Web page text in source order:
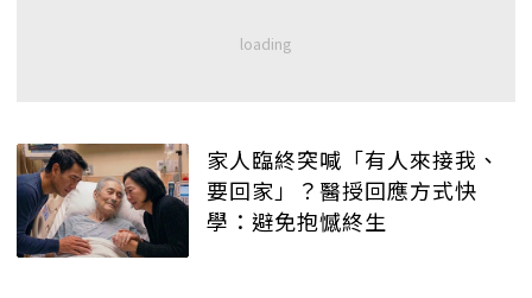
家人臨終突喊「有人來接我、
要回家」？醫授回應方式快
學：避免抱憾終生